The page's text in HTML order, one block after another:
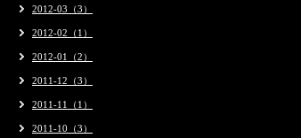
2012-03（3）
2012-02（1）
2012-01（2）
2011-12（3）
2011-11（1）
2011-10（3）